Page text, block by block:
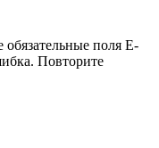
обязательные поля E-
Повторите